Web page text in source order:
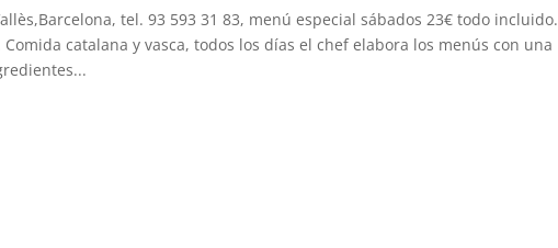
tel. 93 593 31 83, menú especial sábados 23€ todo incluido.
catalana y vasca, todos los días el chef elabora los menús con una